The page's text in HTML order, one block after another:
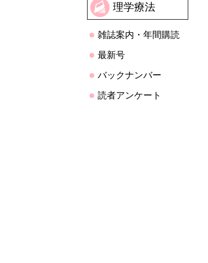
理学療法
雑誌案内・年間購読
最新号
バックナンバー
読者アンケート